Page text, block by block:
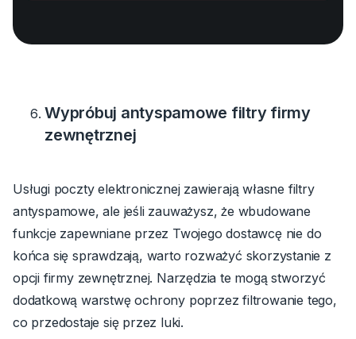
Wypróbuj antyspamowe filtry firmy
zewnętrznej
Usługi poczty elektronicznej zawierają własne filtry
antyspamowe, ale jeśli zauważysz, że wbudowane
funkcje zapewniane przez Twojego dostawcę nie do
końca się sprawdzają, warto rozważyć skorzystanie z
opcji firmy zewnętrznej. Narzędzia te mogą stworzyć
dodatkową warstwę ochrony poprzez filtrowanie tego,
co przedostaje się przez luki.